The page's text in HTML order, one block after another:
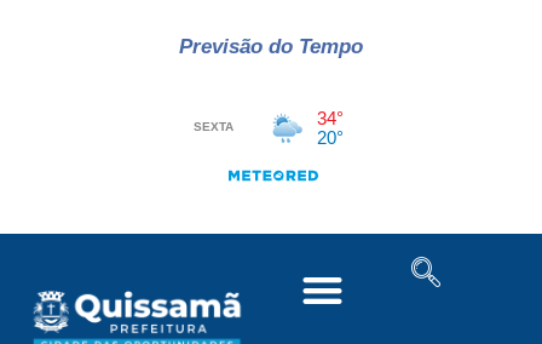
Previsão do Tempo